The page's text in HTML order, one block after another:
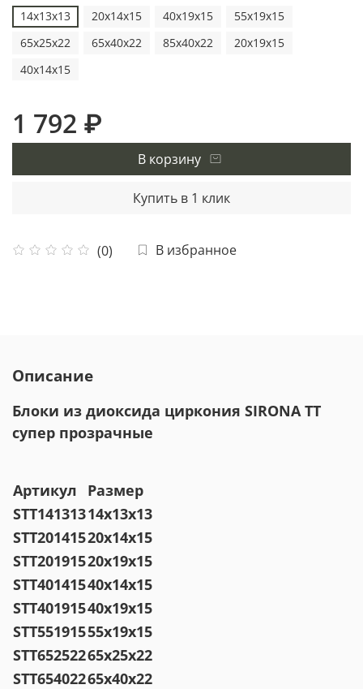
(0) В избранное
14x13x13 20x14x15 40x19x15
55x19x15
65x25x22
65x40x22 85x40x22
20x19x15
40x14x15
1 792 ₽
В корзину
Купить в 1 клик
Описание
Блоки из диоксида циркония SIRONA TT
супер прозрачные
Артикул
Размер
STT14131314x13x13
STT20141520x14x15
STT20191520x19x15
STT40141540x14x15
STT40191540x19x15
STT55191555x19x15
STT65252265x25x22
STT65402265x40x22